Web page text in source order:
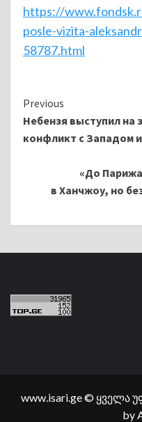
https://
posle-vizita-
58787.html
Continue
Reading
Previous
Небензя выступил на
конфликт с Западом
«До
в Ханчжоу, но
www.isari.ge © ყველა
by